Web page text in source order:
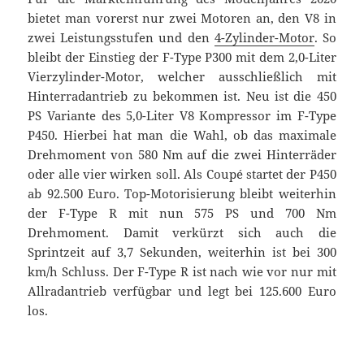
bietet man vorerst nur zwei Motoren an, den V8 in
zwei Leistungsstufen und den 4-Zylinder-Motor. So
bleibt der Einstieg der F-Type P300 mit dem 2,0-Liter
Vierzylinder-Motor, welcher ausschließlich mit
Hinterradantrieb zu bekommen ist. Neu ist die 450
PS Variante des 5,0-Liter V8 Kompressor im F-Type
P450. Hierbei hat man die Wahl, ob das maximale
Drehmoment von 580 Nm auf die zwei Hinterräder
oder alle vier wirken soll. Als Coupé startet der P450
ab 92.500 Euro. Top-Motorisierung bleibt weiterhin
der F-Type R mit nun 575 PS und 700 Nm
Drehmoment. Damit verkürzt sich auch die
Sprintzeit auf 3,7 Sekunden, weiterhin ist bei 300
km/h Schluss. Der F-Type R ist nach wie vor nur mit
Allradantrieb verfügbar und legt bei 125.600 Euro
los.